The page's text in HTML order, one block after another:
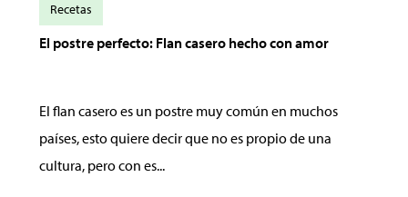
El postre perfecto: Flan casero hecho con amor
El flan casero es un postre muy común en muchos
países, esto quiere decir que no es propio de una
cultura, pero con es...
Recetas